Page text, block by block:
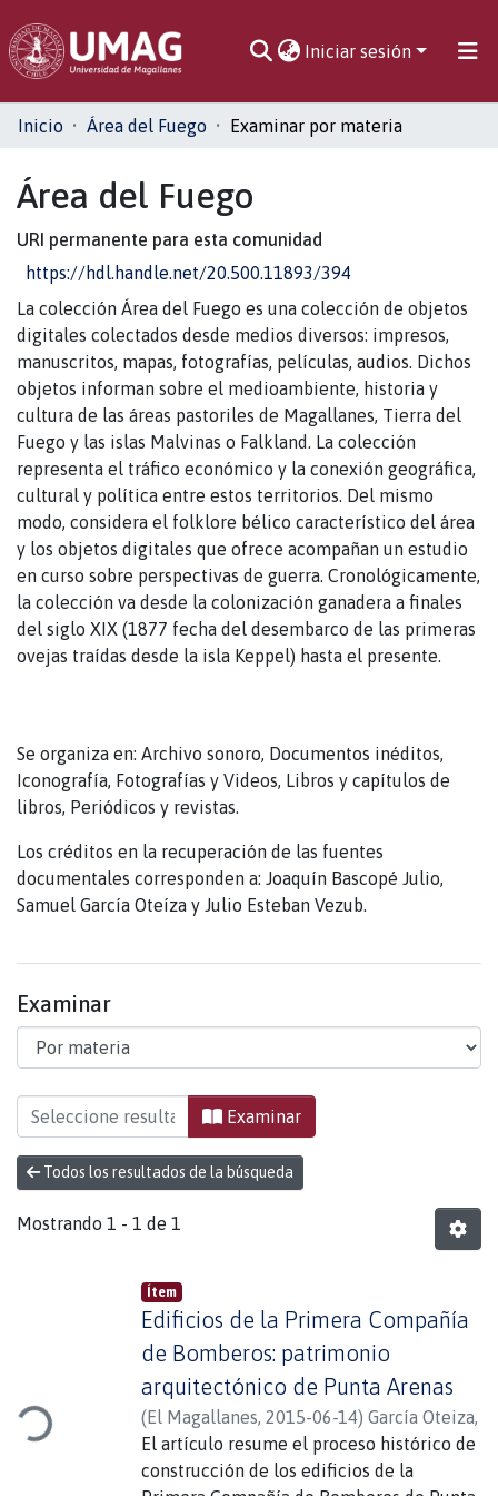
Iniciar sesión
Comunidades
Inicio Área del Fuego Examinar por materia
Área del Fuego
URI permanente para esta comunidad
https://hdl.handle.net/20.500.11893/394
La colección Área del Fuego es una colección de objetos
digitales colectados desde medios diversos: impresos,
manuscritos, mapas, fotografías, películas, audios. Dichos
objetos informan sobre el medioambiente, historia y
cultura de las áreas pastoriles de Magallanes, Tierra del
Fuego y las islas Malvinas o Falkland. La colección
representa el tráfico económico y la conexión geográfica,
cultural y política entre estos territorios. Del mismo
modo, considera el folklore bélico característico del área
y los objetos digitales que ofrece acompañan un estudio
en curso sobre perspectivas de guerra. Cronológicamente,
la colección va desde la colonización ganadera a finales
del siglo XIX (1877 fecha del desembarco de las primeras
ovejas traídas desde la isla Keppel) hasta el presente.
Se organiza en: Archivo sonoro, Documentos inéditos,
Iconografía, Fotografías y Videos, Libros y capítulos de
libros, Periódicos y revistas.
Los créditos en la recuperación de las fuentes
documentales corresponden a: Joaquín Bascopé Julio,
Samuel García Oteíza y Julio Esteban Vezub.
Examinar
Examinando Área del Fuego por Materia
Examinar
Todos los resultados de la búsqueda
Mostrando 1 - 1 de 1
Ítem
Edificios de la Primera Compañía
de Bomberos: patrimonio
arquitectónico de Punta Arenas
(El Magallanes, 2015-06-14) García Oteiza,
Samuel
El artículo resume el proceso histórico de
construcción de los edificios de la